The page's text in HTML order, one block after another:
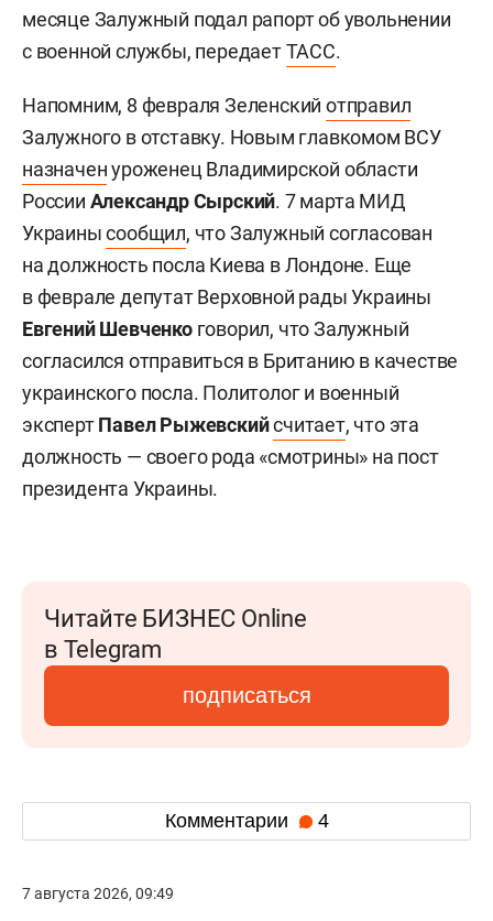
месяце Залужный подал рапорт об увольнении
с военной службы, передаетТАСС.
Напомним, 8 февраля Зеленский отправил
Залужного в отставку. Новым главкомом ВСУ
назначенуроженец Владимирской области
России Александр Сырский. 7 марта МИД
Украинысообщил, что Залужный согласован
на должность посла Киева в Лондоне. Еще
в феврале депутат Верховной рады Украины
Евгений Шевченко говорил, что Залужный
согласился отправиться в Британию в качестве
украинского посла. Политолог и военный
экспертПавел Рыжевскийсчитает, что эта
должность — своего рода «смотрины» на пост
президента Украины.
Читайте БИЗНЕС Online
в Telegram
подписаться
Комментарии 4
7 августа 2026, 09:49